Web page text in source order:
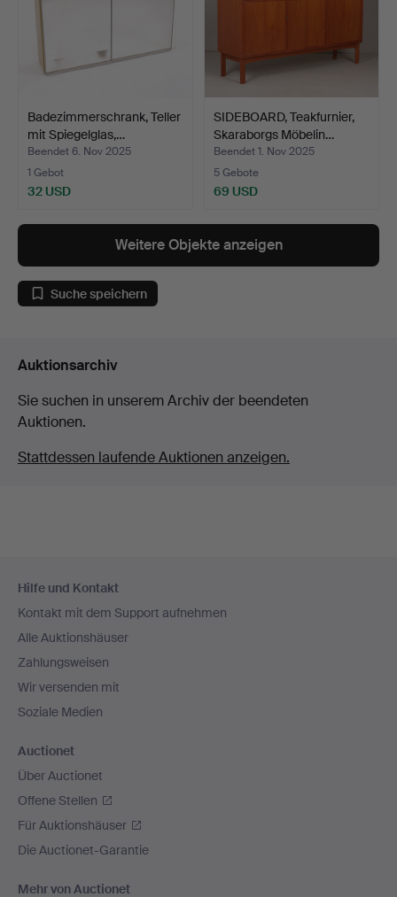
Badezimmerschrank, Teller
mit Spiegelglas,…
Beendet 6. Nov 2025
1 Gebot
32 USD
SIDEBOARD, Teakfurnier,
Skaraborgs Möbelin…
Beendet 1. Nov 2025
5 Gebote
69 USD
Weitere Objekte anzeigen
Suche speichern
Auktionsarchiv
Sie suchen in unserem Archiv der beendeten
Auktionen.
Stattdessen laufende Auktionen anzeigen.
Navigation
Hilfe und Kontakt
Kontakt mit dem Support aufnehmen
Alle Auktionshäuser
Zahlungsweisen
Wir versenden mit
Soziale Medien
Auctionet
Über Auctionet
Offene Stellen
Für Auktionshäuser
Die Auctionet-Garantie
Mehr von Auctionet